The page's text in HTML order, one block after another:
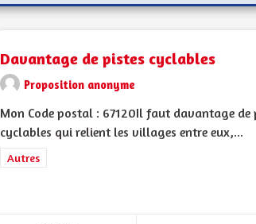
Davantage de pistes cyclables
Proposition anonyme
Mon Code postal : 67120Il faut davantage de
cyclables qui relient les villages entre eux,...
Filtrer les résultats de la catégorie : Autres
Autres